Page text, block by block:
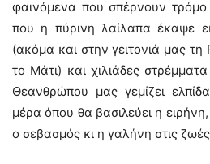
φαινόμενα που σπέρνουν
που η πύρινη λαίλαπα έκαψε
(ακόμα και στην γειτονιά μας
το Μάτι) και χιλιάδες
Θεανθρώπου μας γεμίζει
μέρα όπου θα βασιλεύει η
ο σεβασμός κι η γαλήνη στις